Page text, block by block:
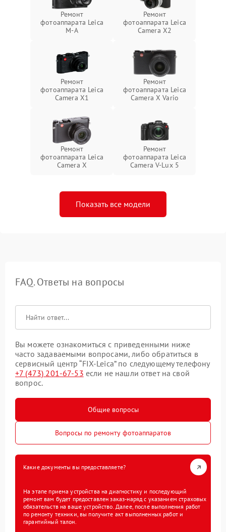
Ремонт
фотоаппарата Leica
M-A
Ремонт
фотоаппарата Leica
Camera X2
Ремонт
фотоаппарата Leica
Camera X1
Ремонт
фотоаппарата Leica
Camera X Vario
Ремонт
фотоаппарата Leica
Camera X
Ремонт
фотоаппарата Leica
Camera V-Lux 5
Показать все модели
FAQ. Ответы на вопросы
Вы можете ознакомиться с приведенными ниже
часто задаваемыми вопросами, либо обратиться в
сервисный центр “FIX-Leica” по следующему телефону
+7 (473) 201-67-53 если не нашли ответ на свой
вопрос.
Общие вопросы
Вопросы по ремонту фотоаппаратов
Какие документы вы предоставляете?
На этапе приема устройства на диагностику и последующий
ремонт вам будет предоставлен заказ-наряд с указанием страховых
обязательств на ваше устройство. Далее, после выполнения работ
по ремонту техники, вы получите акт выполненных работ и
гарантийный талон.